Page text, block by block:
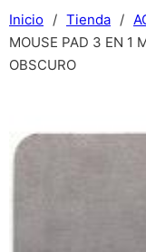
Inicio / Tienda /
MOUSE PAD 3 EN 1
OBSCURO